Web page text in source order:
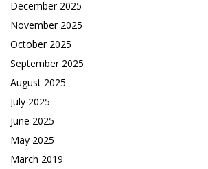
December 2025
November 2025
October 2025
September 2025
August 2025
July 2025
June 2025
May 2025
March 2019